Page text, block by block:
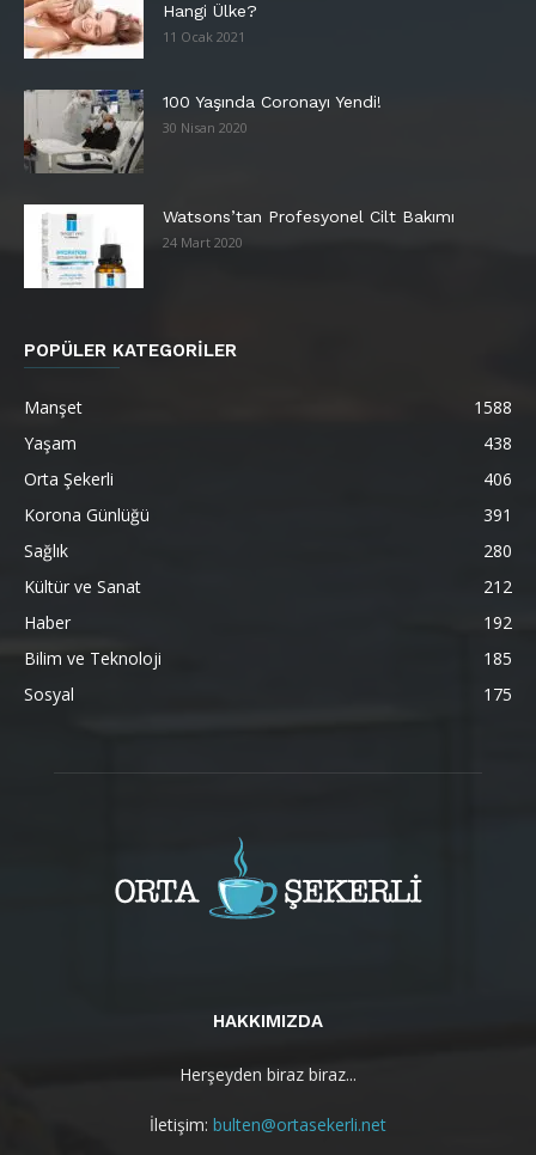
Hangi Ülke?
11 Ocak 2021
100 Yaşında Coronayı Yendi!
30 Nisan 2020
Watsons’tan Profesyonel Cilt Bakımı
24 Mart 2020
POPÜLER KATEGORİLER
Manşet
1588
Yaşam
438
Orta Şekerli
406
Korona Günlüğü
391
Sağlık
280
Kültür ve Sanat
212
Haber
192
Bilim ve Teknoloji
185
Sosyal
175
HAKKIMIZDA
Herşeyden biraz biraz...
İletişim: bulten@ortasekerli.net